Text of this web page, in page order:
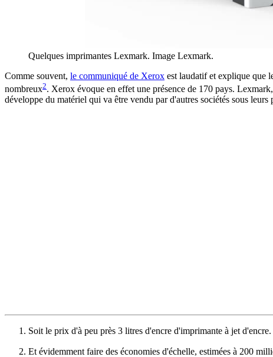
Quelques imprimantes Lexmark. Image Lexmark.
Comme souvent, le communiqué de Xerox est laudatif et explique que
nombreux2. Xerox évoque en effet une présence de 170 pays.
développe du matériel qui va être vendu par d'autres sociétés sous
Soit le prix d'à peu près 3 litres d'encre d'imprimante à jet d'encre.
Et évidemment faire des économies d'échelle, estimées à 200